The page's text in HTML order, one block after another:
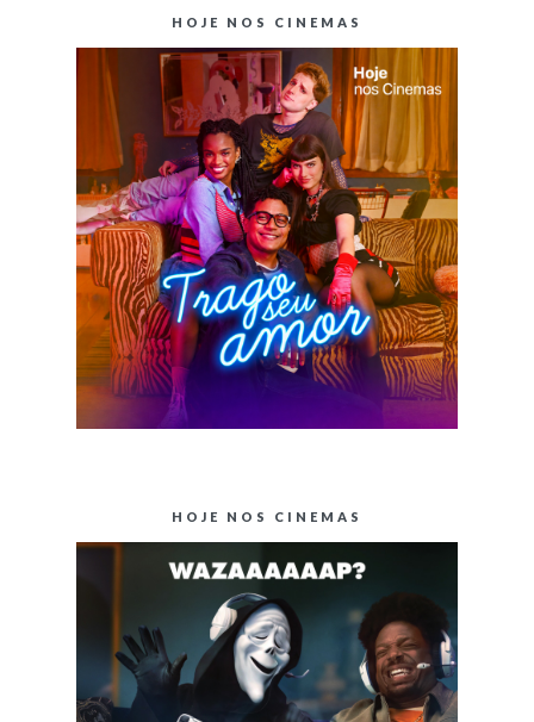
HOJE NOS CINEMAS
HOJE NOS CINEMAS